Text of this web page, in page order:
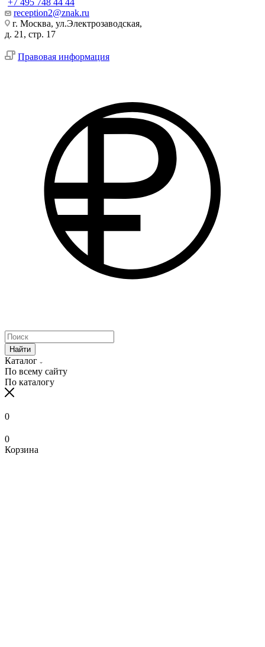
reception2@znak.ru
г. Москва, ул.Электрозаводская,
д. 21, стр. 17
Правовая информация
Найти
Каталог
По всему сайту
По каталогу
0
0
Корзина